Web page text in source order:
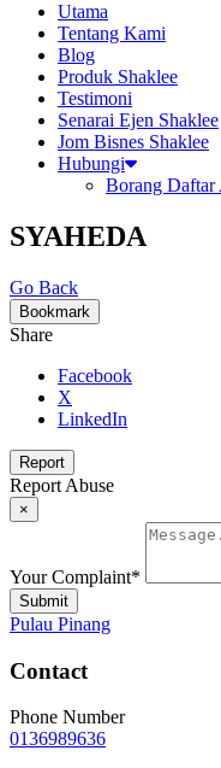
Utama
Tentang Kami
Blog
Produk Shaklee
Testimoni
Senarai Ejen Shaklee
Jom Bisnes Shaklee
Hubungi
Borang
SYAHEDA
Go Back
Bookmark
Share
Facebook
X
LinkedIn
Report
Report Abuse
×
Your Complaint*
Submit
Pulau Pinang
Contact
Phone Number
0136989636